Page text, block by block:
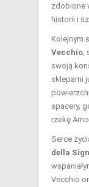
zdobione
historii i
Kolejnym
Vecchio
swoją
sklepami
spacery,
rzekę Arno.
Serce
della
Vecchio